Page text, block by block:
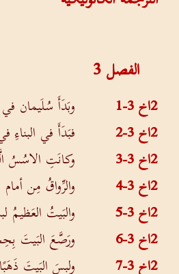
الفصل3
2اخ 3-1
وبَدَأَ سُلَيمان
2اخ 3-2
فبَدَأَ في البناءِ
2اخ 3-3
وكانَتِ الاسُسُ
2اخ 3-4
والرِّواقُ مِن
2اخ 3-5
والبَيتُ
2اخ 3-6
ورَصَّعَ البَيتَ
2اخ 3-7
ولبسَ البَيتَ